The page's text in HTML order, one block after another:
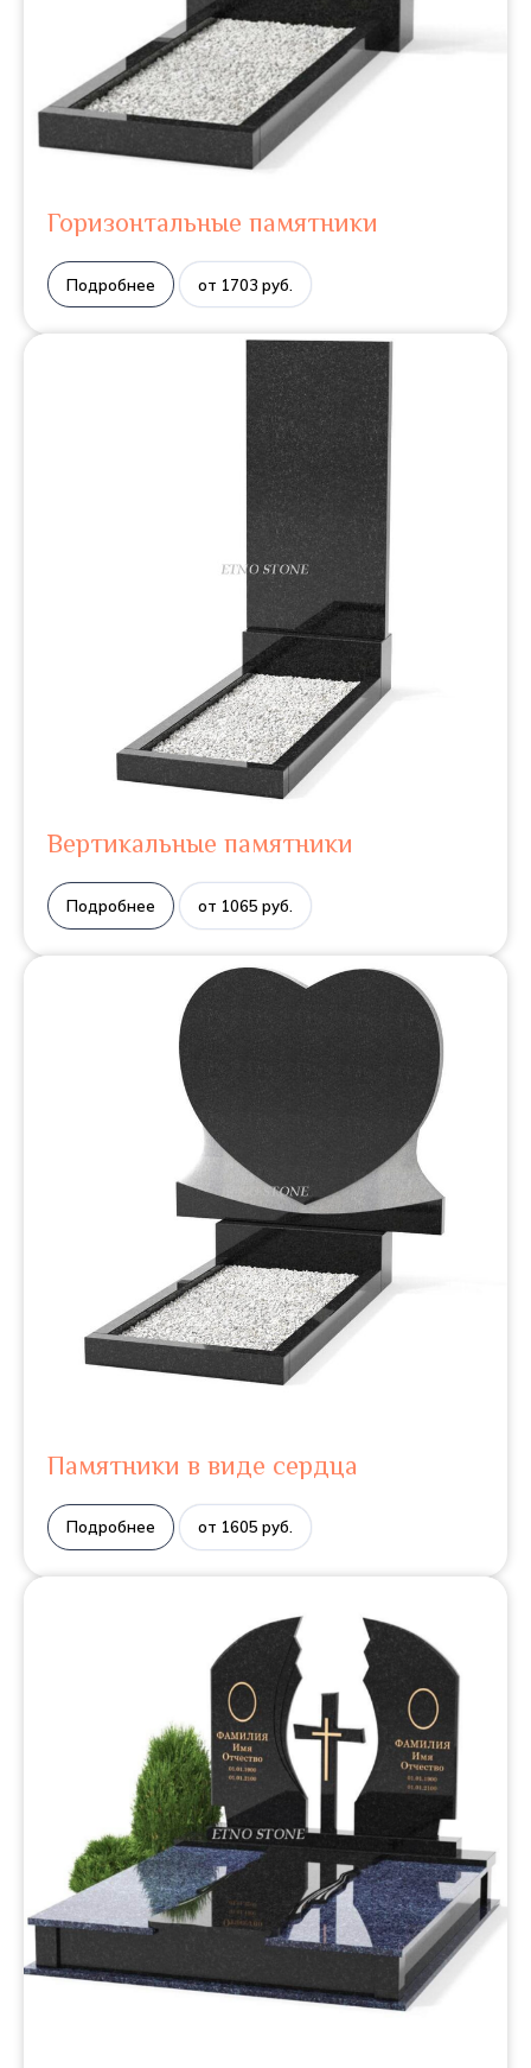
Горизонтальные памятники
Подробнее от 1703 руб.
Вертикальные памятники
Подробнее от 1065 руб.
Памятники в виде сердца
Подробнее от 1605 руб.